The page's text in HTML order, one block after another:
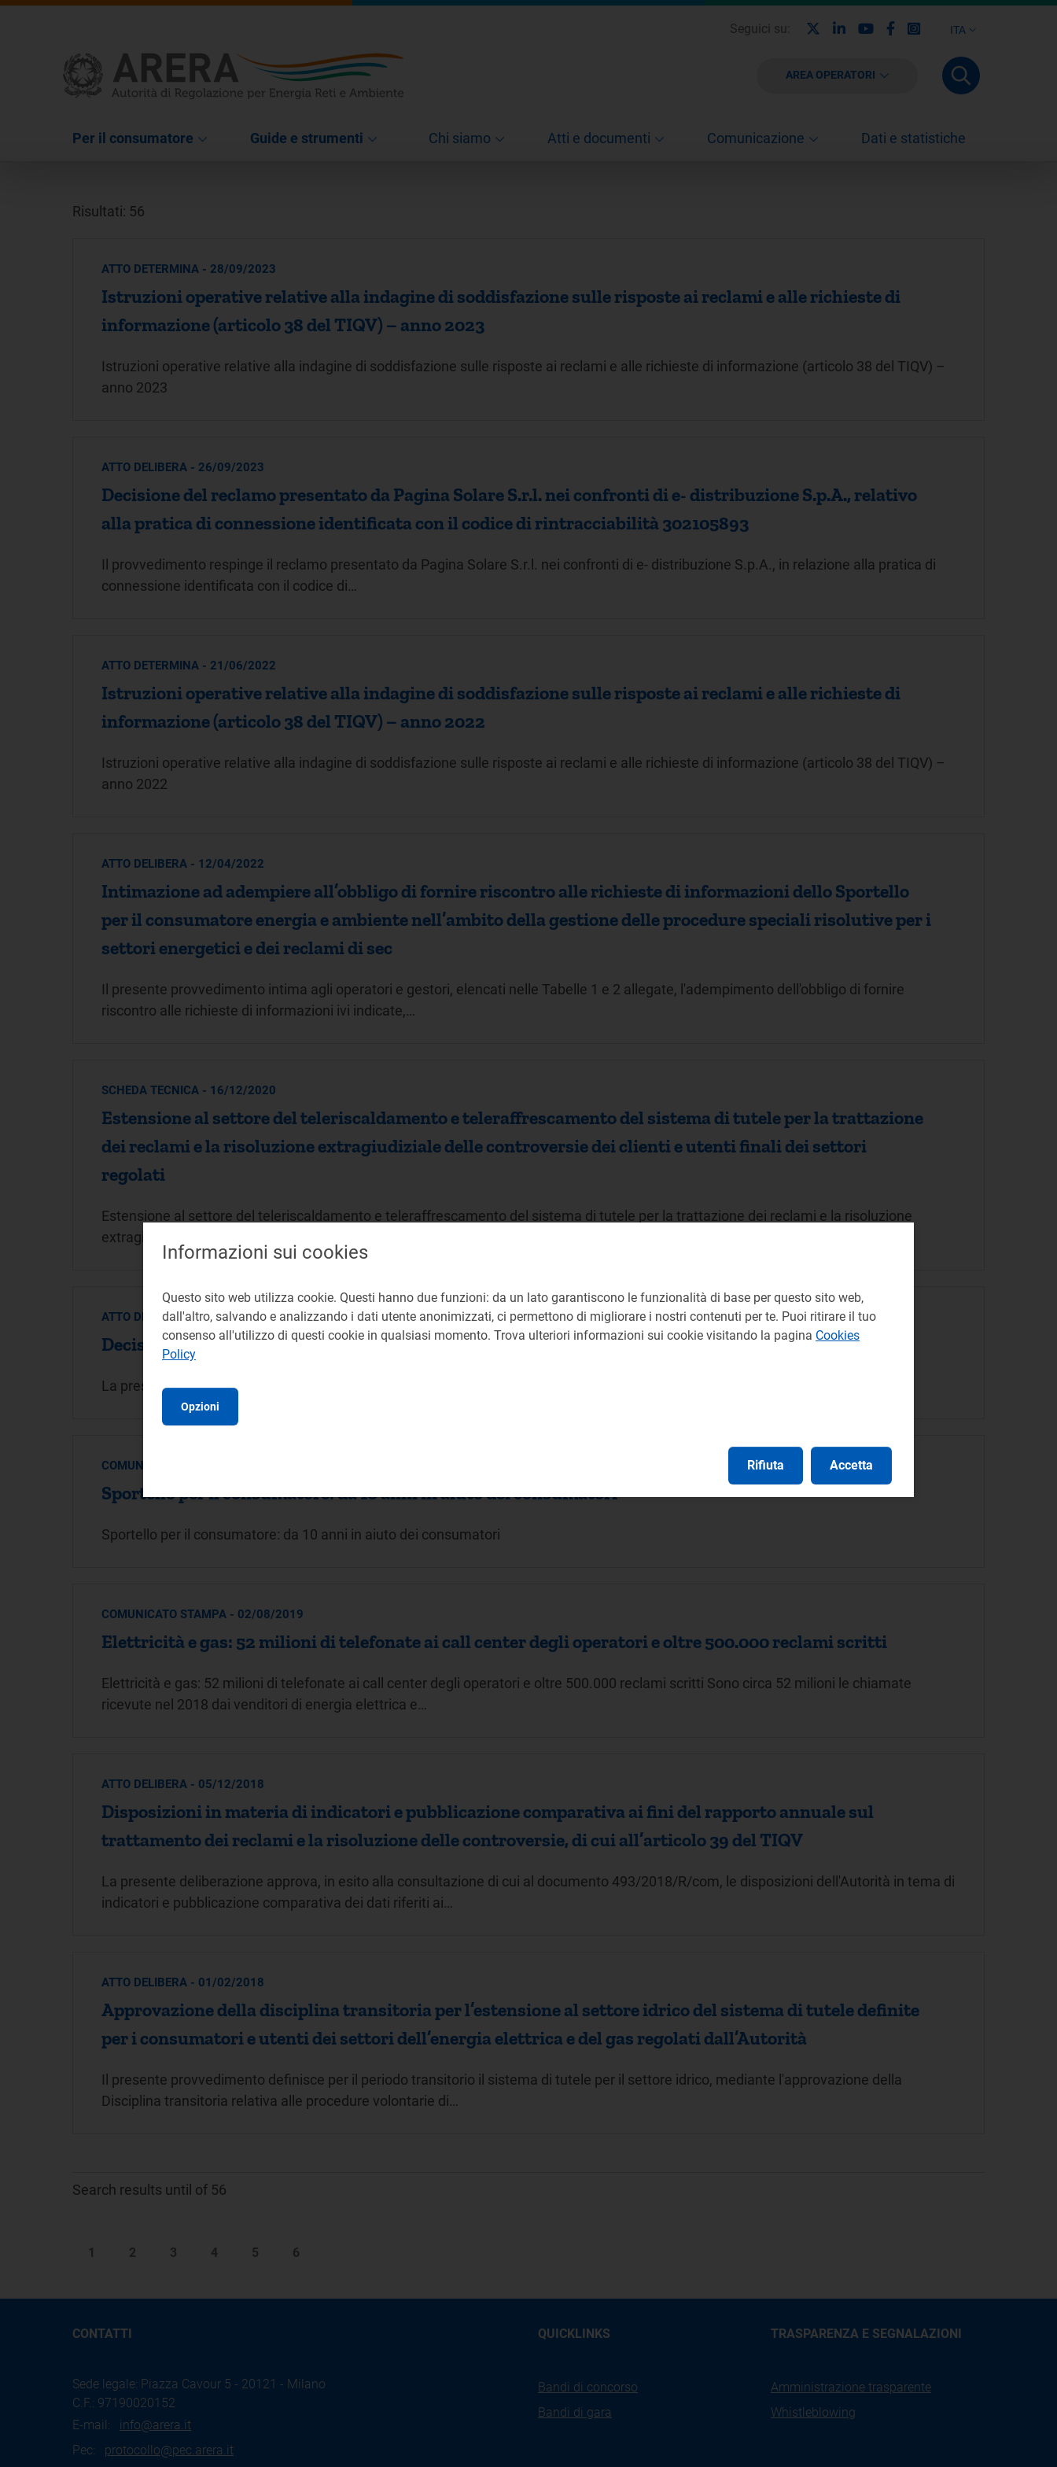
ITA
Seguici su: LinkedinYoutubeFacebook
Instagram
AREA OPERATORI
Per il consumatore Guide e strumenti Chi siamo Atti e documenti Comunicazione Dati e statistiche
Risultati: 56
ATTO DETERMINA - 28/09/2023
Istruzioni operative relative alla indagine di soddisfazione sulle risposte ai reclami e alle richieste di
informazione (articolo 38 del TIQV) – anno 2023
Istruzioni operative relative alla indagine di soddisfazione sulle risposte ai reclami e alle richieste di informazione (articolo 38 del TIQV) –
anno 2023
ATTO DELIBERA - 26/09/2023
Decisione del reclamo presentato da Pagina Solare S.r.l. nei confronti di e- distribuzione S.p.A., relativo
alla pratica di connessione identificata con il codice di rintracciabilità 302105893
Il provvedimento respinge il reclamo presentato da Pagina Solare S.r.l. nei confronti di e- distribuzione S.p.A., in relazione alla pratica di
connessione identificata con il codice di…
ATTO DETERMINA - 21/06/2022
Istruzioni operative relative alla indagine di soddisfazione sulle risposte ai reclami e alle richieste di
informazione (articolo 38 del TIQV) – anno 2022
Istruzioni operative relative alla indagine di soddisfazione sulle risposte ai reclami e alle richieste di informazione (articolo 38 del TIQV) –
anno 2022
ATTO DELIBERA - 12/04/2022
Intimazione ad adempiere all’obbligo di fornire riscontro alle richieste di informazioni dello Sportello
per il consumatore energia e ambiente nell’ambito della gestione delle procedure speciali risolutive per i
settori energetici e dei reclami di sec
Il presente provvedimento intima agli operatori e gestori, elencati nelle Tabelle 1 e 2 allegate, l'adempimento dell'obbligo di fornire
riscontro alle richieste di informazioni ivi indicate,…
SCHEDA TECNICA - 16/12/2020
Estensione al settore del teleriscaldamento e teleraffrescamento del sistema di tutele per la trattazione
dei reclami e la risoluzione extragiudiziale delle controversie dei clienti e utenti finali dei settori
regolati
Estensione al settore del teleriscaldamento e teleraffrescamento del sistema di tutele per la trattazione dei reclami e la risoluzione
extragiudiziale delle controversie dei clienti e utenti finali…
ATTO DELIBERA - 04/08/2020
Decisione del reclamo presentato da EEMS Italia S.p.A. nei confronti di Areti S.p.A.
La presente decisione respinge il reclamo presentato da EEMS Italia S.p.a. nei confronti di Areti S.p.a.
COMUNICATO STAMPA - 18/02/2020
Sportello per il consumatore: da 10 anni in aiuto dei consumatori
Sportello per il consumatore: da 10 anni in aiuto dei consumatori
COMUNICATO STAMPA - 02/08/2019
Elettricità e gas: 52 milioni di telefonate ai call center degli operatori e oltre 500.000 reclami scritti
Elettricità e gas: 52 milioni di telefonate ai call center degli operatori e oltre 500.000 reclami scritti Sono circa 52 milioni le chiamate
ricevute nel 2018 dai venditori di energia elettrica e…
ATTO DELIBERA - 05/12/2018
Disposizioni in materia di indicatori e pubblicazione comparativa ai fini del rapporto annuale sul
trattamento dei reclami e la risoluzione delle controversie, di cui all’articolo 39 del TIQV
La presente deliberazione approva, in esito alla consultazione di cui al documento 493/2018/R/com, le disposizioni dell'Autorità in tema di
indicatori e pubblicazione comparativa dei dati riferiti ai…
ATTO DELIBERA - 01/02/2018
Approvazione della disciplina transitoria per l’estensione al settore idrico del sistema di tutele definite
per i consumatori e utenti dei settori dell’energia elettrica e del gas regolati dall’Autorità
Il presente provvedimento definisce per il periodo transitorio il sistema di tutele per il settore idrico, mediante l'approvazione della
Disciplina transitoria relativa alle procedure volontarie di…
Search results until of 56
1 2 3 4 5 6
CONTATTI
Sede legale: Piazza Cavour 5 - 20121 - Milano
C.F.: 97190020152
E-mail: info@arera.it
Pec: protocollo@pec.arera.it
QUICKLINKS
Bandi di concorso
Bandi di gara
TRASPARENZA E SEGNALAZIONI
Amministrazione trasparente
Whistleblowing
Informazioni sui cookies
Questo sito web utilizza cookie. Questi hanno due funzioni: da un lato garantiscono le funzionalità di base per questo sito web,
dall'altro, salvando e analizzando i dati utente anonimizzati, ci permettono di migliorare i nostri contenuti per te. Puoi ritirare il tuo
consenso all'utilizzo di questi cookie in qualsiasi momento. Trova ulteriori informazioni sui cookie visitando la pagina Cookies
Policy
Opzioni
Rifiuta Accetta